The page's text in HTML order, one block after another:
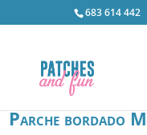
683 614 442
Parche bordado